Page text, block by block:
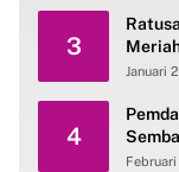
3
Januari
4